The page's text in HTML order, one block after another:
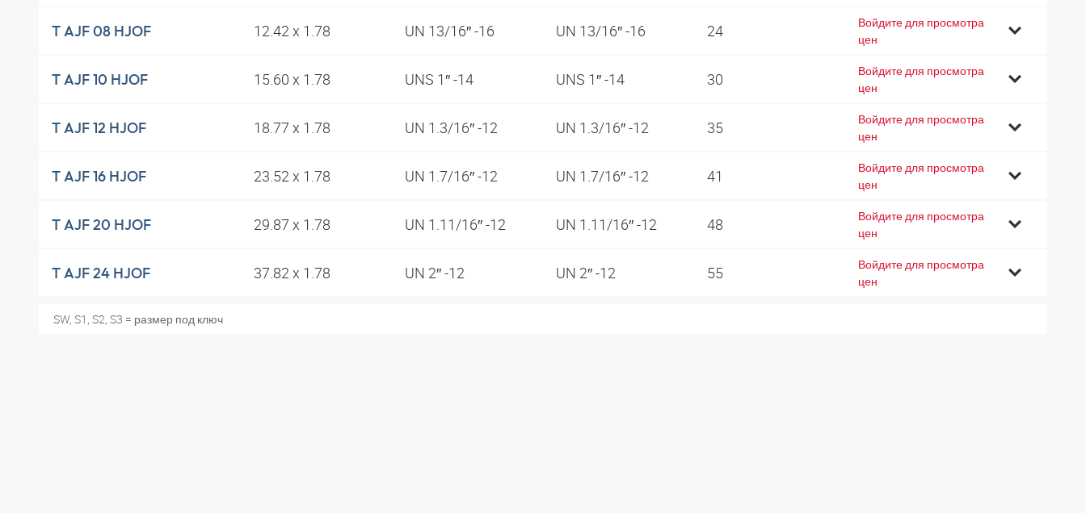
T AJF 08 HJOF 12.42 x 1.78 UN 13/16″ -16 UN 13/16″ -16 24
Войдите для просмотра
цен
T AJF 10 HJOF 15.60 x 1.78 UNS 1″ -14 UNS 1″ -14 30
Войдите для просмотра
цен
T AJF 12 HJOF 18.77 x 1.78 UN 1.3/16″ -12 UN 1.3/16″ -12 35
Войдите для просмотра
цен
T AJF 16 HJOF 23.52 x 1.78 UN 1.7/16″ -12 UN 1.7/16″ -12 41
Войдите для просмотра
цен
T AJF 20 HJOF 29.87 x 1.78 UN 1.11/16″ -12 UN 1.11/16″ -12 48
Войдите для просмотра
цен
T AJF 24 HJOF 37.82 x 1.78 UN 2″ -12 UN 2″ -12 55
Войдите для просмотра
цен
SW, S1, S2, S3 = размер под ключ